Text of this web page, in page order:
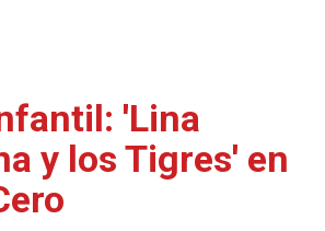
'Lina
y los Tigres' en